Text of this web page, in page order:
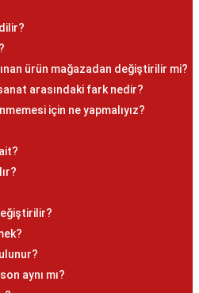
ürün mağazadan değiştirilir mi?
arasındaki fark nedir?
için ne yapmalıyız?
aynı mı?